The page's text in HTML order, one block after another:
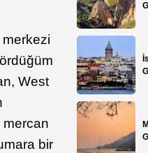
merkezi
West
mercan
bir